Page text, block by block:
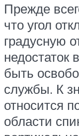
Прежде
что угол
градусную
недостаток
быть
службы. К
относится
области